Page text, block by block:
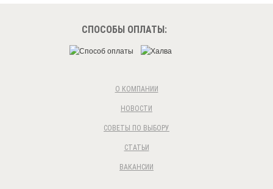
СПОСОБЫ ОПЛАТЫ:
О КОМПАНИИ
НОВОСТИ
СОВЕТЫ ПО ВЫБОРУ
СТАТЬИ
ВАКАНСИИ